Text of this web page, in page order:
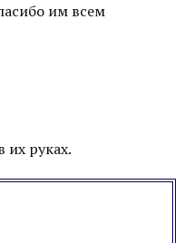
им всем
их руках.